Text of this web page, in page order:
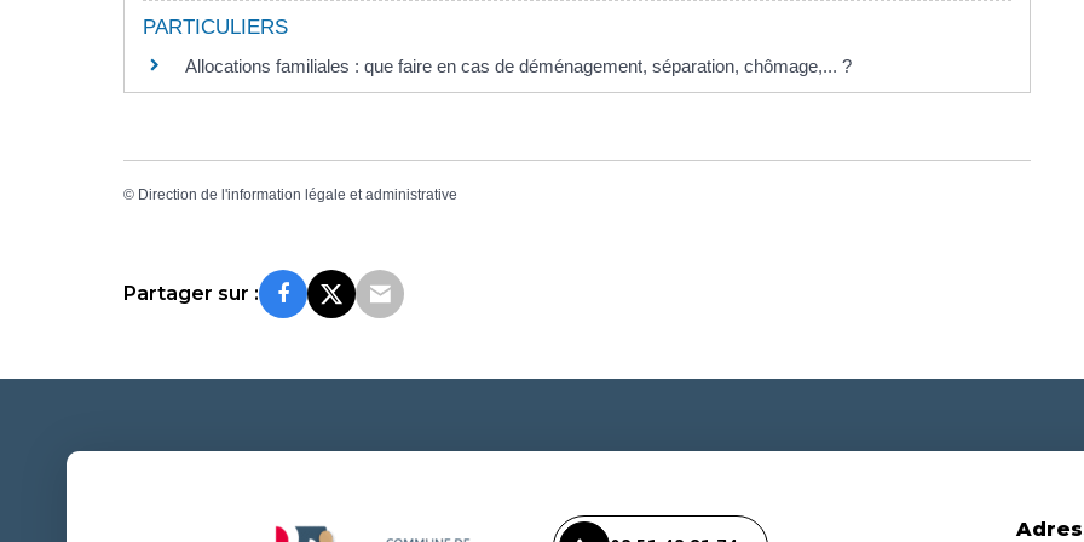
PARTICULIERS
Allocations familiales : que faire en cas de déménagement, séparation, chômage,... ?
© Direction de l'information légale et administrative
Partager sur :